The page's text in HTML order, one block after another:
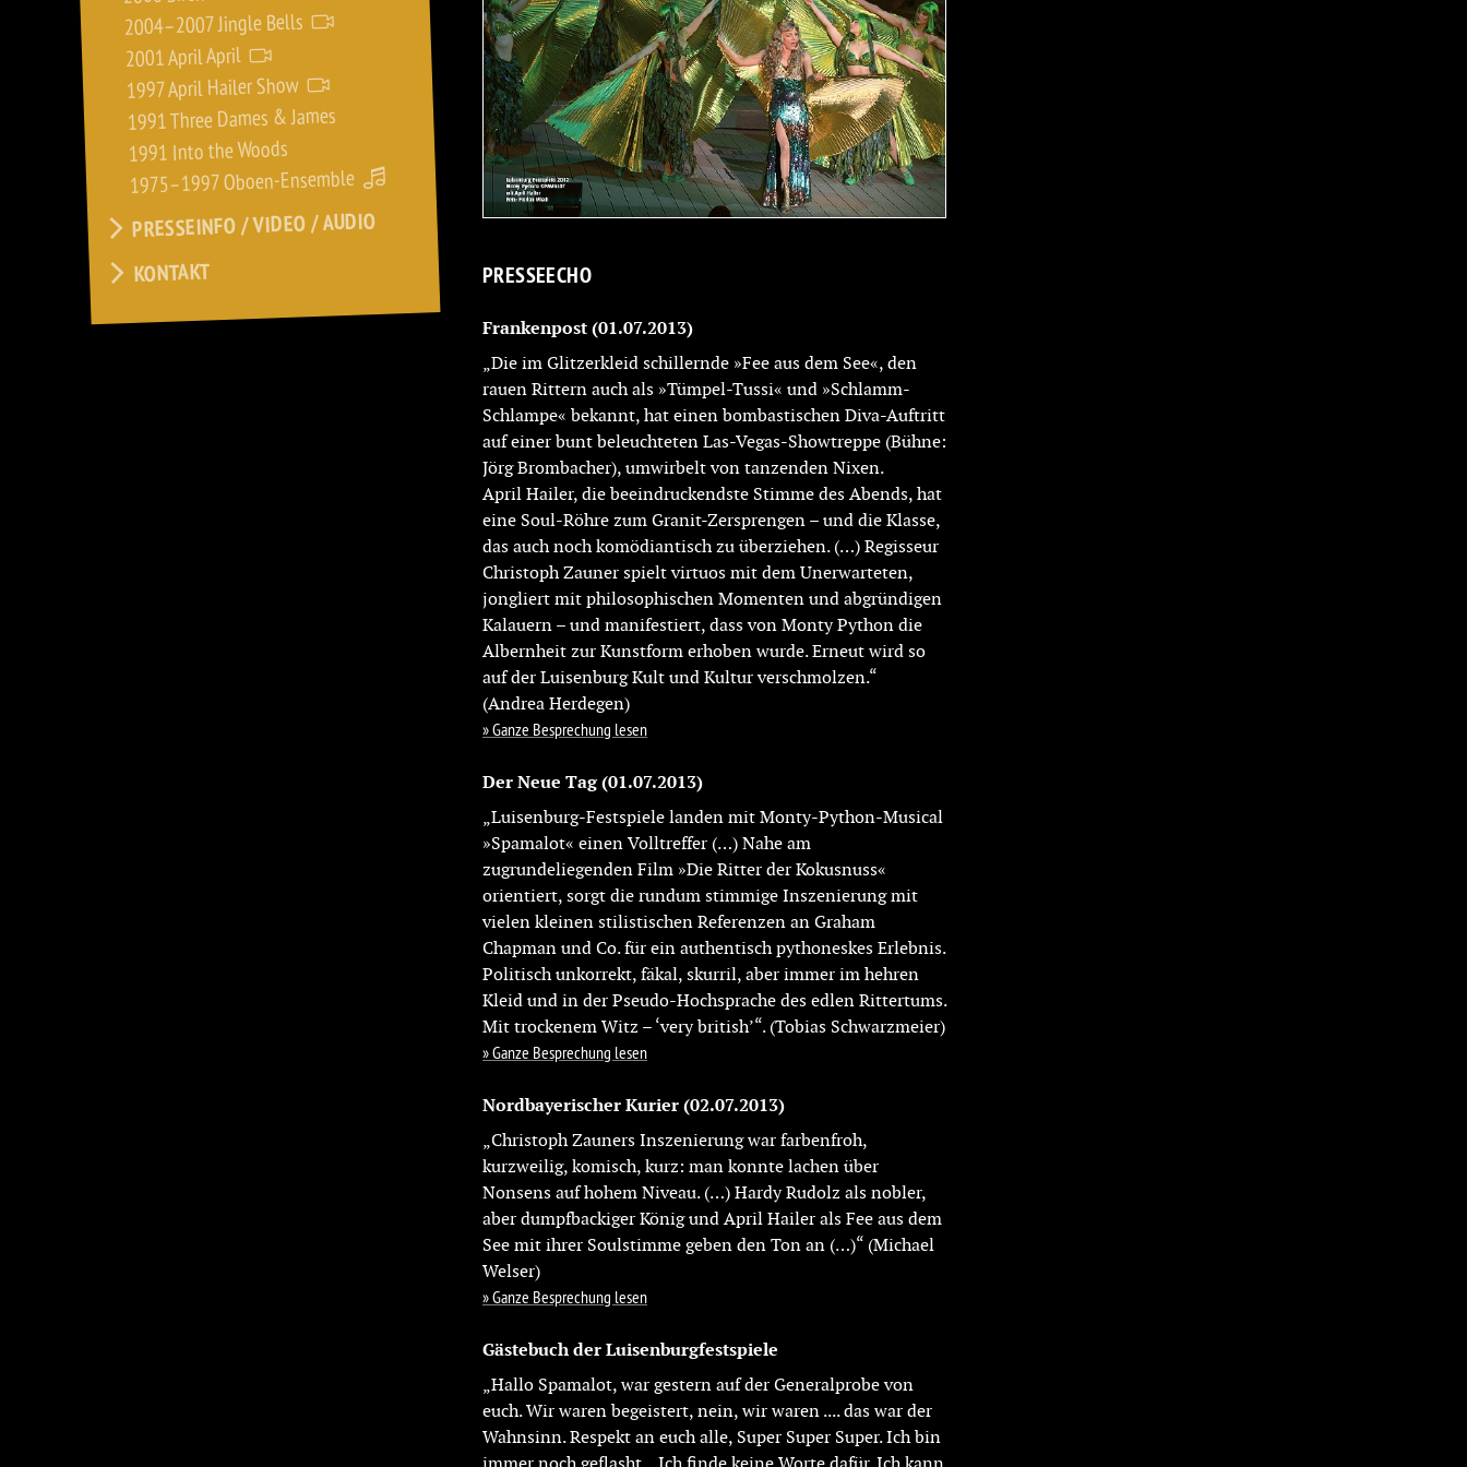
2004–2007 Jingle Bells
2001 April April
1997 April Hailer Show
1991 Three Dames & James
1991 Into the Woods
1975–1997 Oboen-Ensemble
PRESSEINFO / VIDEO / AUDIO
KONTAKT PRESSEECHO
Frankenpost(01.07.2013)
„Die im Glitzerkleid schillernde »Fee aus dem See«, den
rauen Rittern auch als »Tümpel-Tussi« und »Schlamm-
Schlampe« bekannt, hat einen bombastischen Diva-Auftritt
auf einer bunt beleuchteten Las-Vegas-Showtreppe (Bühne:
Jörg Brombacher), umwirbelt von tanzenden Nixen.
April Hailer, die beeindruckendste Stimme des Abends, hat
eine Soul-Röhre zum Granit-Zersprengen – und die Klasse,
das auch noch komödiantisch zu überziehen. (…) Regisseur
Christoph Zauner spielt virtuos mit dem Unerwarteten,
jongliert mit philosophischen Momenten und abgründigen
Kalauern – und manifestiert, dass von Monty Python die
Albernheit zur Kunstform erhoben wurde. Erneut wird so
auf der Luisenburg Kult und Kultur verschmolzen.“
(Andrea Herdegen)
Ganze Besprechung lesen
Der Neue Tag(01.07.2013)
„Luisenburg-Festspiele landen mit Monty-Python-Musical
»Spamalot« einen Volltreffer (…) Nahe am
zugrundeliegenden Film »Die Ritter der Kokusnuss«
orientiert, sorgt die rundum stimmige Inszenierung mit
vielen kleinen stilistischen Referenzen an Graham
Chapman und Co. für ein authentisch pythoneskes Erlebnis.
Politisch unkorrekt, fäkal, skurril, aber immer im hehren
Kleid und in der Pseudo-Hochsprache des edlen Rittertums.
Mit trockenem Witz – ‘very british’“. (Tobias Schwarzmeier)
Ganze Besprechung lesen
Nordbayerischer Kurier(02.07.2013)
„Christoph Zauners Inszenierung war farbenfroh,
kurzweilig, komisch, kurz: man konnte lachen über
Nonsens auf hohem Niveau. (…) Hardy Rudolz als nobler,
aber dumpfbackiger König und April Hailer als Fee aus dem
See mit ihrer Soulstimme geben den Ton an (…)“ (Michael
Welser)
Ganze Besprechung lesen
Gästebuch der Luisenburgfestspiele
„Hallo Spamalot, war gestern auf der Generalprobe von
euch. Wir waren begeistert, nein, wir waren .... das war der
Wahnsinn. Respekt an euch alle, Super Super Super. Ich bin